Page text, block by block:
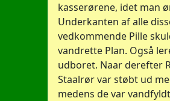
kasserørene, idet man
Underkanten af alle
vedkommende Pille
vandrette Plan. Også
udboret. Naar derefter
Staalrør var støbt ud
medens de var